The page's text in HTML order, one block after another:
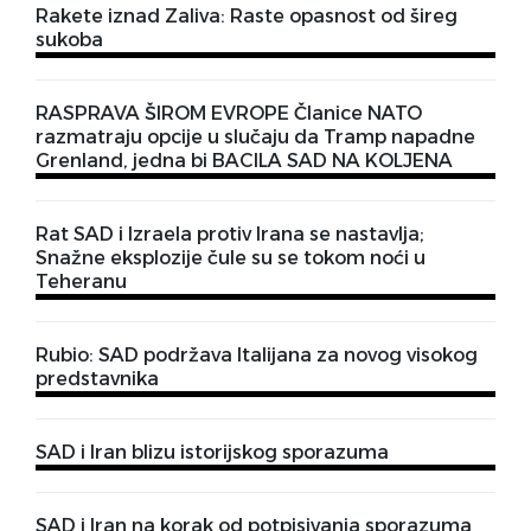
Rakete iznad Zaliva: Raste opasnost od šireg
sukoba
RASPRAVA ŠIROM EVROPE Članice NATO
razmatraju opcije u slučaju da Tramp napadne
Grenland, jedna bi BACILA SAD NA KOLJENA
Rat SAD i Izraela protiv Irana se nastavlja;
Snažne eksplozije čule su se tokom noći u
Teheranu
Rubio: SAD podržava Italijana za novog visokog
predstavnika
SAD i Iran blizu istorijskog sporazuma
SAD i Iran na korak od potpisivanja sporazuma